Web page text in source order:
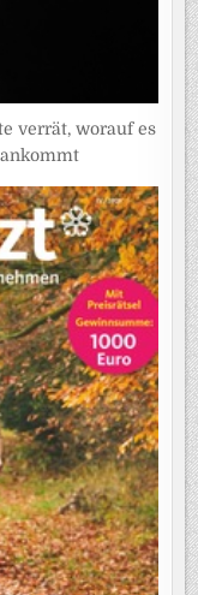
verrät, worauf es